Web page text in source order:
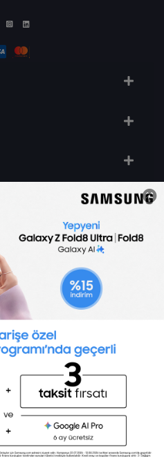
Limited Şirketi Özel İstihdam Bürosu
arasında faaliyette bulunmak üzere, Türkiye İş
sayılı karar uyarınca 1251 nolu belge ile faaliyet
4904 sayılı kanun uyarınca iş arayanlardan
temin edilmeyecektir.
249 29 87 | Türkiye iş Kurumu İstanbul Çalışma
Hizmet Merkezi